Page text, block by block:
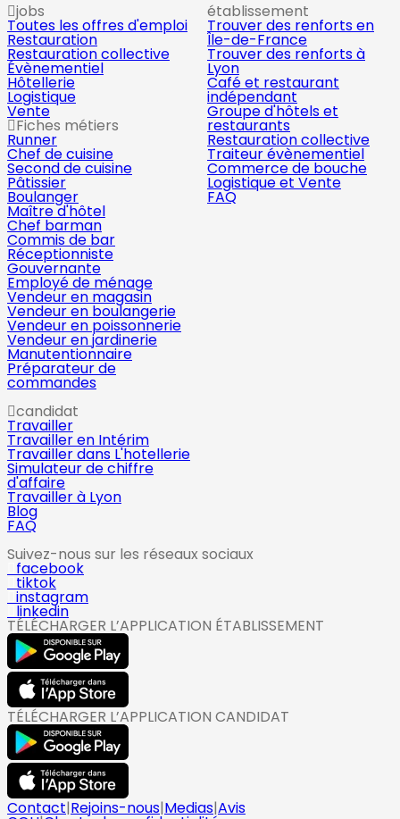
jobs
Toutes les offres d'emploi
Restauration
Restauration collective
Évènementiel
Hôtellerie
Logistique
Vente
Fiches métiers
Runner
Chef de cuisine
Second de cuisine
Pâtissier
Boulanger
Maître d'hôtel
Chef barman
Commis de bar
Réceptionniste
Gouvernante
Employé de ménage
Vendeur en magasin
Vendeur en boulangerie
Vendeur en poissonnerie
Vendeur en jardinerie
Manutentionnaire
Préparateur de
commandes
établissement
Trouver des renforts en
Île-de-France
Trouver des renforts à
Lyon
Café et restaurant
indépendant
Groupe d'hôtels et
restaurants
Restauration collective
Traiteur évènementiel
Commerce de bouche
Logistique et Vente
FAQ
candidat
Travailler
Travailler en Intérim
Travailler dans L'hotellerie
Simulateur de chiffre
d'affaire
Travailler à Lyon
Blog
FAQ
Suivez-nous sur les réseaux sociaux
facebook
tiktok
instagram
linkedin
TÉLÉCHARGER L’APPLICATION ÉTABLISSEMENT
TÉLÉCHARGER L’APPLICATION CANDIDAT
Contact|Rejoins-nous|Medias|Avis